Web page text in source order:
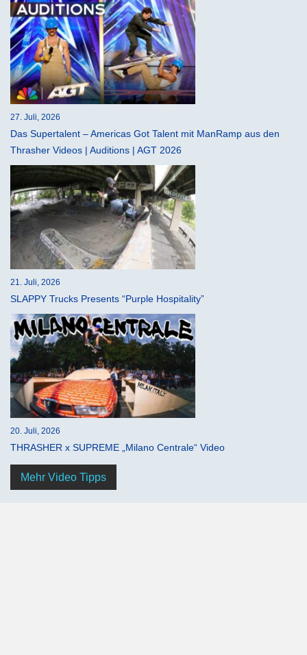
27. Juli, 2026
Das Supertalent – Americas Got Talent mit ManRamp aus den
Thrasher Videos | Auditions | AGT 2026
21. Juli, 2026
SLAPPY Trucks Presents “Purple Hospitality”
20. Juli, 2026
THRASHER x SUPREME „Milano Centrale“ Video
Mehr Video Tipps